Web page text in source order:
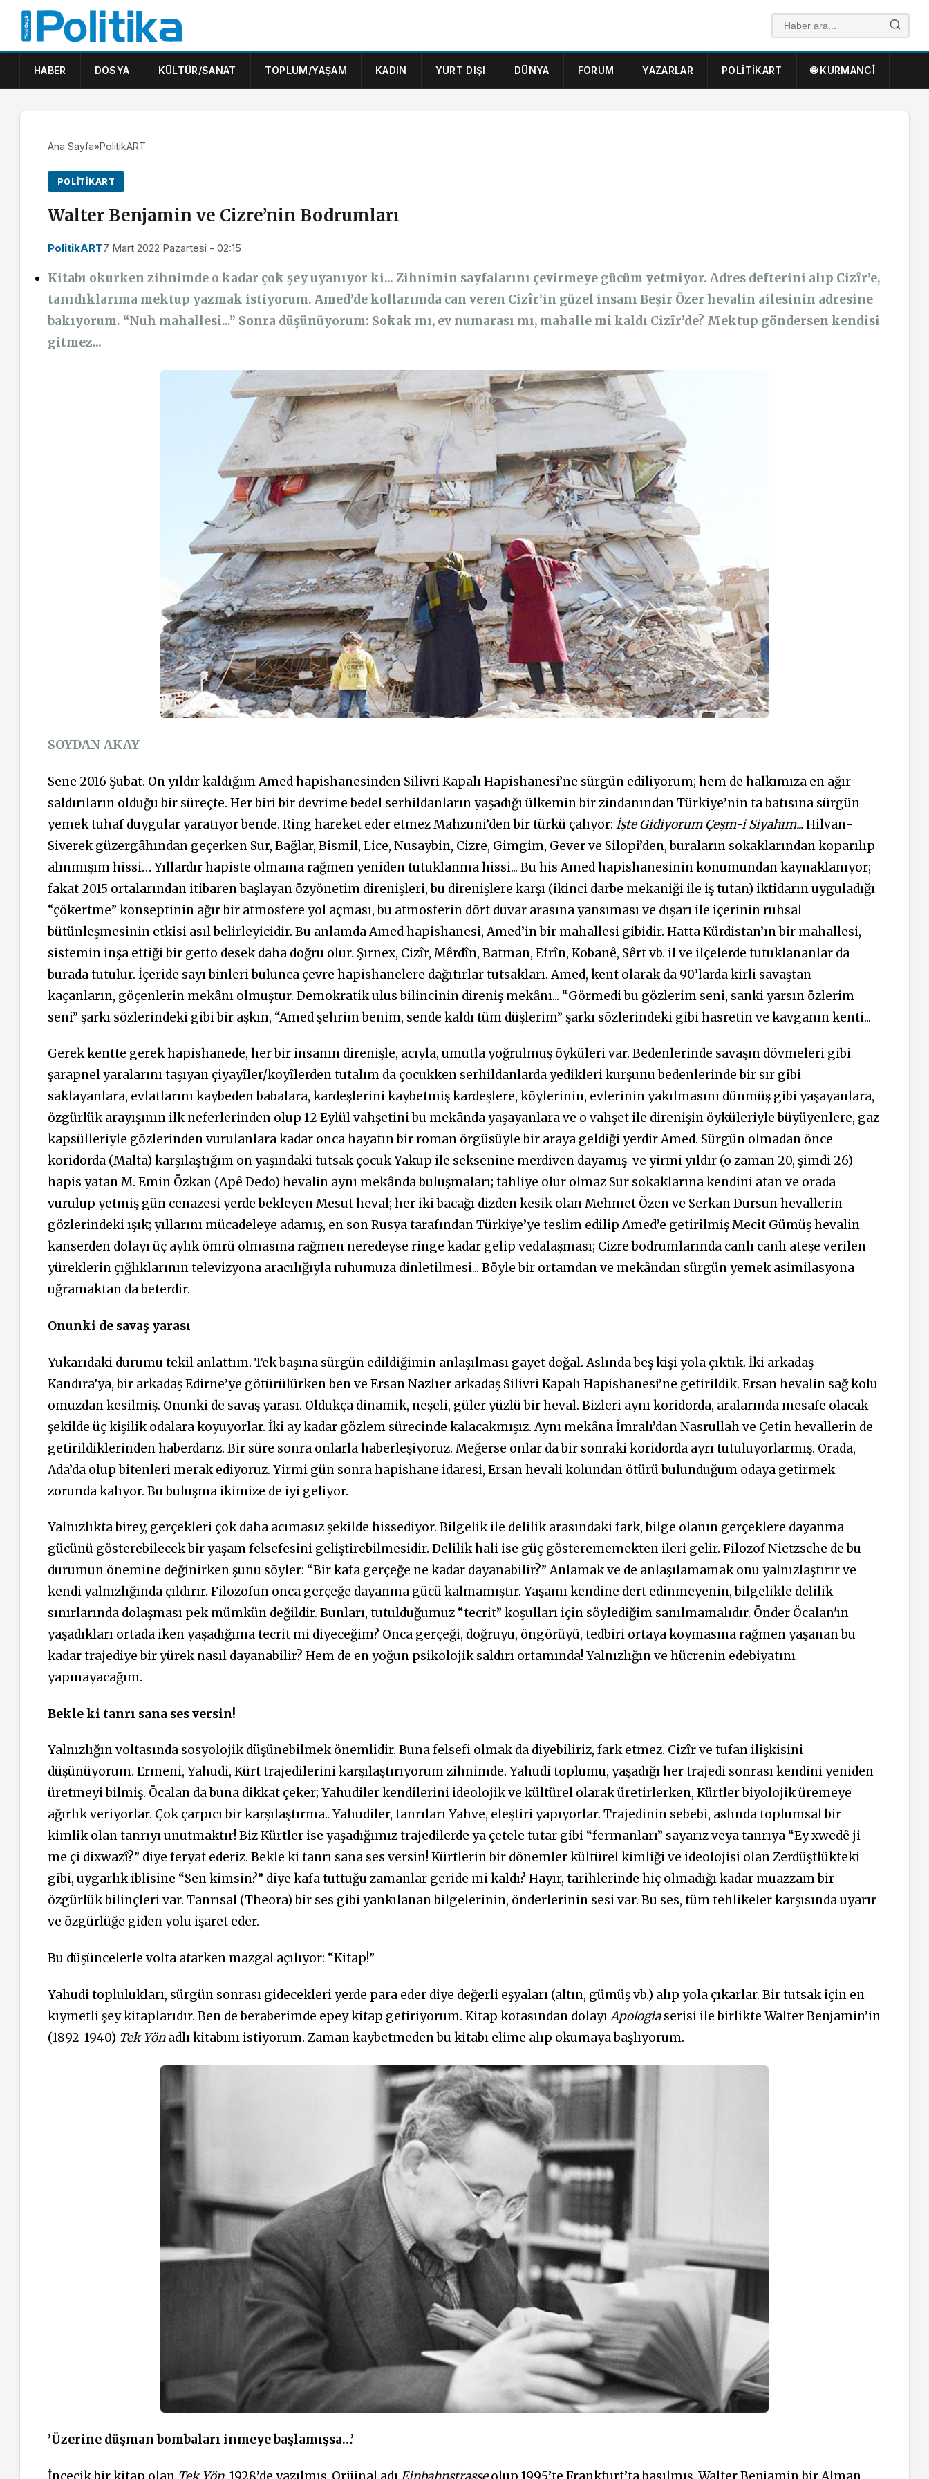
HABER DOSYA KÜLTÜR/SANAT TOPLUM/YAŞAM KADIN YURT DIŞI DÜNYA FORUM YAZARLAR POLITIKART 🌐 KURMANCÎ
Ana Sayfa»PolitikART
POLITIKART
Walter Benjamin ve Cizre’nin Bodrumları
PolitikART7 Mart 2022 Pazartesi - 02:15
Kitabı okurken zihnimde o kadar çok şey uyanıyor ki... Zihnimin sayfalarını çevirmeye gücüm yetmiyor. Adres defterini alıp Cizîr’e,
tanıdıklarıma mektup yazmak istiyorum. Amed’de kollarımda can veren Cizîr’in güzel insanı Beşir Özer hevalin ailesinin adresine
bakıyorum. “Nuh mahallesi...” Sonra düşünüyorum: Sokak mı, ev numarası mı, mahalle mi kaldı Cizîr’de? Mektup göndersen kendisi
gitmez...
SOYDAN AKAY
Sene 2016 Şubat. On yıldır kaldığım Amed hapishanesinden Silivri Kapalı Hapishanesi’ne sürgün ediliyorum; hem de halkımıza en ağır
saldırıların olduğu bir süreçte. Her biri bir devrime bedel serhildanların yaşadığı ülkemin bir zindanından Türkiye’nin ta batısına sürgün
yemek tuhaf duygular yaratıyor bende. Ring hareket eder etmez Mahzuni’den bir türkü çalıyor: İşte Gidiyorum Çeşm-i Siyahım...Hilvan-
Siverek güzergâhından geçerken Sur, Bağlar, Bismil, Lice, Nusaybin, Cizre, Gimgim, Gever ve Silopi’den, buraların sokaklarından koparılıp
alınmışım hissi… Yıllardır hapiste olmama rağmen yeniden tutuklanma hissi... Bu his Amed hapishanesinin konumundan kaynaklanıyor;
fakat 2015 ortalarından itibaren başlayan özyönetim direnişleri, bu direnişlere karşı (ikinci darbe mekaniği ile iş tutan) iktidarın uyguladığı
“çökertme” konseptinin ağır bir atmosfere yol açması, bu atmosferin dört duvar arasına yansıması ve dışarı ile içerinin ruhsal
bütünleşmesinin etkisi asıl belirleyicidir. Bu anlamda Amed hapishanesi, Amed’in bir mahallesi gibidir. Hatta Kürdistan’ın bir mahallesi,
sistemin inşa ettiği bir getto desek daha doğru olur. Şırnex, Cizîr, Mêrdîn, Batman, Efrîn, Kobanê, Sêrt vb. il ve ilçelerde tutuklananlar da
burada tutulur. İçeride sayı binleri bulunca çevre hapishanelere dağıtırlar tutsakları. Amed, kent olarak da 90’larda kirli savaştan
kaçanların, göçenlerin mekânı olmuştur. Demokratik ulus bilincinin direniş mekânı... “Görmedi bu gözlerim seni, sanki yarsın özlerim
seni” şarkı sözlerindeki gibi bir aşkın, “Amed şehrim benim, sende kaldı tüm düşlerim” şarkı sözlerindeki gibi hasretin ve kavganın kenti...
Gerek kentte gerek hapishanede, her bir insanın direnişle, acıyla, umutla yoğrulmuş öyküleri var. Bedenlerinde savaşın dövmeleri gibi
şarapnel yaralarını taşıyan çiyayîler/koyîlerden tutalım da çocukken serhildanlarda yedikleri kurşunu bedenlerinde bir sır gibi
saklayanlara, evlatlarını kaybeden babalara, kardeşlerini kaybetmiş kardeşlere, köylerinin, evlerinin yakılmasını dünmüş gibi yaşayanlara,
özgürlük arayışının ilk neferlerinden olup 12 Eylül vahşetini bu mekânda yaşayanlara ve o vahşet ile direnişin öyküleriyle büyüyenlere, gaz
kapsülleriyle gözlerinden vurulanlara kadar onca hayatın bir roman örgüsüyle bir araya geldiği yerdir Amed. Sürgün olmadan önce
koridorda (Malta) karşılaştığım on yaşındaki tutsak çocuk Yakup ile seksenine merdiven dayamış ve yirmi yıldır (o zaman 20, şimdi 26)
hapis yatan M. Emin Özkan (Apê Dedo) hevalin aynı mekânda buluşmaları; tahliye olur olmaz Sur sokaklarına kendini atan ve orada
vurulup yetmiş gün cenazesi yerde bekleyen Mesut heval; her iki bacağı dizden kesik olan Mehmet Özen ve Serkan Dursun hevallerin
gözlerindeki ışık; yıllarını mücadeleye adamış, en son Rusya tarafından Türkiye’ye teslim edilip Amed’e getirilmiş Mecit Gümüş hevalin
kanserden dolayı üç aylık ömrü olmasına rağmen neredeyse ringe kadar gelip vedalaşması; Cizre bodrumlarında canlı canlı ateşe verilen
yüreklerin çığlıklarının televizyona aracılığıyla ruhumuza dinletilmesi... Böyle bir ortamdan ve mekândan sürgün yemek asimilasyona
uğramaktan da beterdir.
Onunki de savaş yarası
Yukarıdaki durumu tekil anlattım. Tek başına sürgün edildiğimin anlaşılması gayet doğal. Aslında beş kişi yola çıktık. İki arkadaş
Kandıra’ya, bir arkadaş Edirne’ye götürülürken ben ve Ersan Nazlıer arkadaş Silivri Kapalı Hapishanesi’ne getirildik. Ersan hevalin sağ kolu
omuzdan kesilmiş. Onunki de savaş yarası. Oldukça dinamik, neşeli, güler yüzlü bir heval. Bizleri aynı koridorda, aralarında mesafe olacak
şekilde üç kişilik odalara koyuyorlar. İki ay kadar gözlem sürecinde kalacakmışız. Aynı mekâna İmralı’dan Nasrullah ve Çetin hevallerin de
getirildiklerinden haberdarız. Bir süre sonra onlarla haberleşiyoruz. Meğerse onlar da bir sonraki koridorda ayrı tutuluyorlarmış. Orada,
Ada’da olup bitenleri merak ediyoruz. Yirmi gün sonra hapishane idaresi, Ersan hevali kolundan ötürü bulunduğum odaya getirmek
zorunda kalıyor. Bu buluşma ikimize de iyi geliyor.
Yalnızlıkta birey, gerçekleri çok daha acımasız şekilde hissediyor. Bilgelik ile delilik arasındaki fark, bilge olanın gerçeklere dayanma
gücünü gösterebilecek bir yaşam felsefesini geliştirebilmesidir. Delilik hali ise güç gösterememekten ileri gelir. Filozof Nietzsche de bu
durumun önemine değinirken şunu söyler: “Bir kafa gerçeğe ne kadar dayanabilir?” Anlamak ve de anlaşılamamak onu yalnızlaştırır ve
kendi yalnızlığında çıldırır. Filozofun onca gerçeğe dayanma gücü kalmamıştır. Yaşamı kendine dert edinmeyenin, bilgelikle delilik
sınırlarında dolaşması pek mümkün değildir. Bunları, tutulduğumuz “tecrit” koşulları için söylediğim sanılmamalıdır. Önder Öcalan'ın
yaşadıkları ortada iken yaşadığıma tecrit mi diyeceğim? Onca gerçeği, doğruyu, öngörüyü, tedbiri ortaya koymasına rağmen yaşanan bu
kadar trajediye bir yürek nasıl dayanabilir? Hem de en yoğun psikolojik saldırı ortamında! Yalnızlığın ve hücrenin edebiyatını
yapmayacağım.
Bekle ki tanrı sana ses versin!
Yalnızlığın voltasında sosyolojik düşünebilmek önemlidir. Buna felsefi olmak da diyebiliriz, fark etmez. Cizîr ve tufan ilişkisini
düşünüyorum. Ermeni, Yahudi, Kürt trajedilerini karşılaştırıyorum zihnimde. Yahudi toplumu, yaşadığı her trajedi sonrası kendini yeniden
üretmeyi bilmiş. Öcalan da buna dikkat çeker; Yahudiler kendilerini ideolojik ve kültürel olarak üretirlerken, Kürtler biyolojik üremeye
ağırlık veriyorlar. Çok çarpıcı bir karşılaştırma.. Yahudiler, tanrıları Yahve, eleştiri yapıyorlar. Trajedinin sebebi, aslında toplumsal bir
kimlik olan tanrıyı unutmaktır! Biz Kürtler ise yaşadığımız trajedilerde ya çetele tutar gibi “fermanları” sayarız veya tanrıya “Ey xwedê ji
me çi dixwazî?” diye feryat ederiz. Bekle ki tanrı sana ses versin! Kürtlerin bir dönemler kültürel kimliği ve ideolojisi olan Zerdüştlükteki
gibi, uygarlık iblisine “Sen kimsin?” diye kafa tuttuğu zamanlar geride mi kaldı? Hayır, tarihlerinde hiç olmadığı kadar muazzam bir
özgürlük bilinçleri var. Tanrısal (Theora) bir ses gibi yankılanan bilgelerinin, önderlerinin sesi var. Bu ses, tüm tehlikeler karşısında uyarır
ve özgürlüğe giden yolu işaret eder.
Bu düşüncelerle volta atarken mazgal açılıyor: “Kitap!”
Yahudi toplulukları, sürgün sonrası gidecekleri yerde para eder diye değerli eşyaları (altın, gümüş vb.) alıp yola çıkarlar. Bir tutsak için en
kıymetli şey kitaplarıdır. Ben de beraberimde epey kitap getiriyorum. Kitap kotasından dolayıApologiaserisi ile birlikte Walter Benjamin’in
(1892-1940) Tek Yönadlı kitabını istiyorum. Zaman kaybetmeden bu kitabı elime alıp okumaya başlıyorum.
’Üzerine düşman bombaları inmeye başlamışsa…’